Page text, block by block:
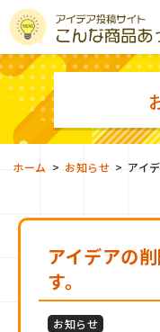
ホーム > お知らせ >
アイデアの
す。
お知らせ